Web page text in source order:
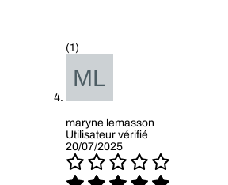
(1)
maryne lemasson
Utilisateur vérifié
20/07/2025